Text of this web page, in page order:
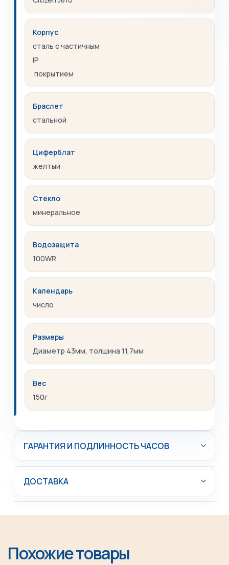
Корпус
сталь с частичным
IP
покрытием
Браслет
стальной
Циферблат
желтый
Стекло
минеральное
Водозащита
100WR
Календарь
число
Размеры
Диаметр 43мм, толщина 11,7мм
Вес
150г
ГАРАНТИЯ И ПОДЛИННОСТЬ ЧАСОВ
ДОСТАВКА
Похожие товары